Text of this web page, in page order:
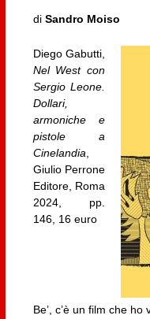
di Sandro Moiso
Diego Gabutti,
Nel West con
Sergio Leone.
Dollari,
armoniche e
pistole a
Cinelandia
Giulio Perrone
Editore, Roma
2024, pp.
146, 16 euro
Be’, c’è un film che